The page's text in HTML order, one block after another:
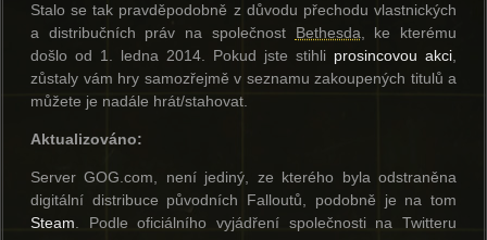
Stalo se tak pravděpodobně z důvodu přechodu vlastnických
a distribučních práv na společnost Bethesda, ke kterému
došlo od 1. ledna 2014. Pokud jste stihli prosincovou akci,
zůstaly vám hry samozřejmě v seznamu zakoupených titulů a
můžete je nadále hrát/stahovat.
Aktualizováno:
Server GOG.com, není jediný, ze kterého byla odstraněna
digitální distribuce původních Falloutů, podobně je na tom
Steam. Podle oficiálního vyjádření společnosti na Twitteru